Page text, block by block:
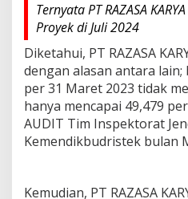
Ternyata PT RAZASA
Proyek di Juli 2024
Diketahui, PT RAZASA
dengan alasan antara
per 31 Maret 2023 tidak
hanya mencapai 49,479
AUDIT Tim Inspektorat
Kemendikbudristek bulan
Kemudian, PT RAZASA